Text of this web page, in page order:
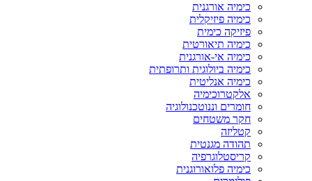
כימיה אורגנית
כימיה פיזיקלית
פיזיקה כימית
כימיה תיאורטית
כימיה אי-אורגנית
כימיה ביולוגית ותרופתית
כימיה אנליטית
אלקטרוכימיה
חומרים וננוטכנולוגיה
חקר משטחים
קטליזה
תהודה מגנטית
קריסטלוגרפיה
כימיה פלואורוגנית